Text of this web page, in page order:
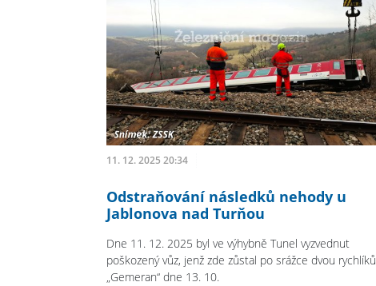
11. 12. 2025 20:34
Odstraňování následků nehody u
Jablonova nad Turňou
Dne 11. 12. 2025 byl ve výhybně Tunel vyzvednut
poškozený vůz, jenž zde zůstal po srážce dvou rychlíků
„Gemeran“ dne 13. 10.